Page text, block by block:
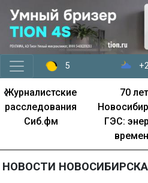
5
Журналистские
расследования
Сиб.фм
70 лет
ГЭС:
‹
НОВОСТИ НОВОСИБИРСКА